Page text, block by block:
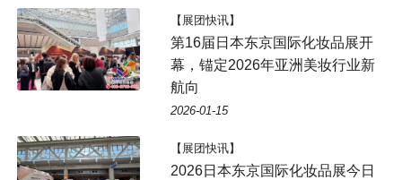
【展团快讯】
第16届日本东京国际化妆品展开
幕，锚定2026年亚洲美妆行业新
航向
2026-01-15
【展团快讯】
2026日本东京国际化妆品展今日